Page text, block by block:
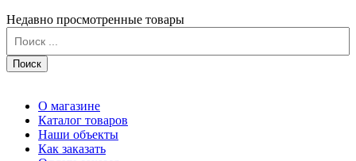
Недавно просмотренные товары
О магазине
Каталог товаров
Наши объекты
Как заказать